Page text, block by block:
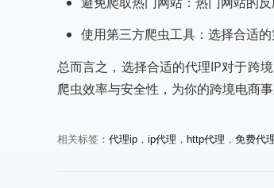
使用第三方爬虫工具：选择合适
总而言之，选择合适的代理IP对于跨
爬虫效率与安全性，为你的跨境电商事
相关标签： 代理ip ， ip代理 ， http代理 ， 免费代
《揭秘跨境电商必备利器：透明